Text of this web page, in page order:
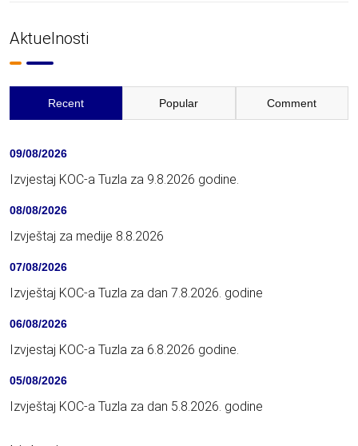
Aktuelnosti
Recent Popular Comment
09/08/2026
Izvjestaj KOC-a Tuzla za 9.8.2026 godine.
08/08/2026
Izvještaj za medije 8.8.2026
07/08/2026
Izvještaj KOC-a Tuzla za dan 7.8.2026. godine
06/08/2026
Izvjestaj KOC-a Tuzla za 6.8.2026 godine.
05/08/2026
Izvještaj KOC-a Tuzla za dan 5.8.2026. godine